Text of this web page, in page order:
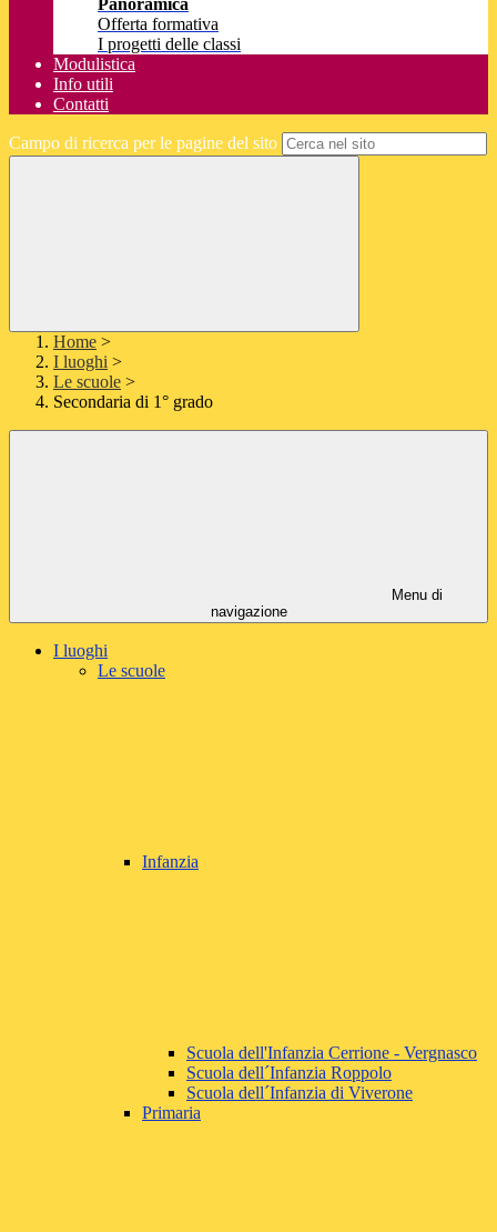
Panoramica
Offerta formativa
I progetti delle classi
Modulistica
Info utili
Contatti
Campo di ricerca per le pagine del sito
Home >
I luoghi >
Le scuole >
Secondaria di 1° grado
Menu di
navigazione
I luoghi
Le scuole
Infanzia
Scuola dell'Infanzia Cerrione - Vergnasco
Scuola dell´Infanzia Roppolo
Scuola dell´Infanzia di Viverone
Primaria